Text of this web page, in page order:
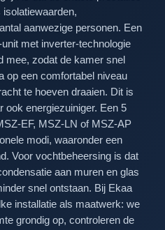
aanwezige personen. Een
met inverter-technologie
mee, zodat de kamer snel
op een comfortabel niveau
te hoeven draaien. Dit is
ook energiezuiniger. Een 5
EF, MSZ-LN of MSZ-AP
modi, waaronder een
Voor vochtbeheersing is dat
aan muren en glas
snel ontstaan. Bij Ekaa
installatie als maatwerk: we
grondig op, controleren de